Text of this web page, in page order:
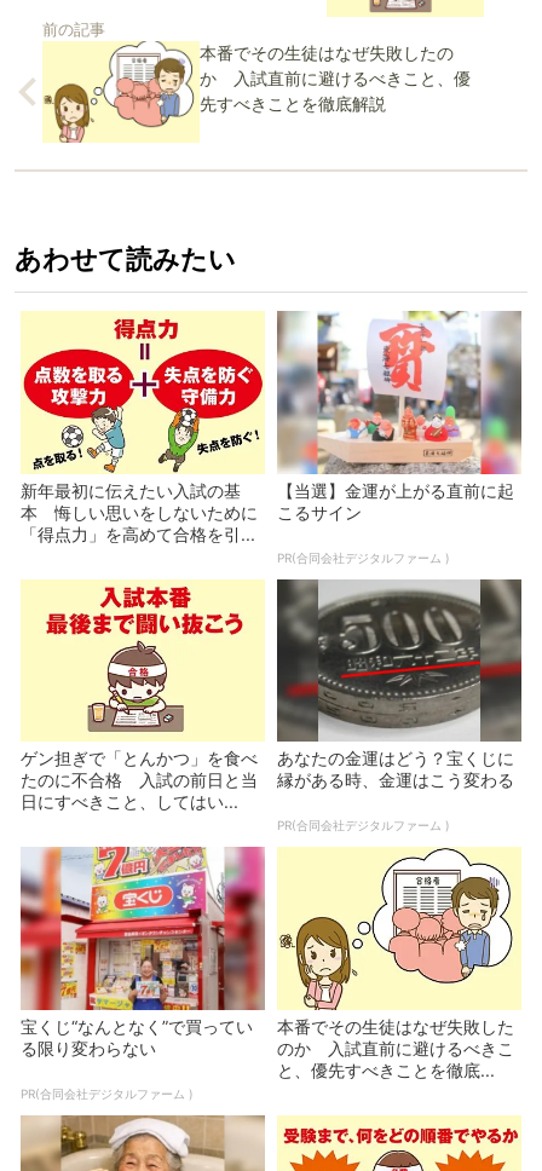
前の記事
本番でその生徒はなぜ失敗したの
か 入試直前に避けるべきこと、優
先すべきことを徹底解説
あわせて読みたい
新年最初に伝えたい入試の基
本 悔しい思いをしないために
「得点力」を高めて合格を引...
【当選】金運が上がる直前に起
こるサイン
PR(合同会社デジタルファーム )
ゲン担ぎで「とんかつ」を食べ
たのに不合格 入試の前日と当
日にすべきこと、してはい...
あなたの金運はどう？宝くじに
縁がある時、金運はこう変わる
PR(合同会社デジタルファーム )
宝くじ“なんとなく”で買ってい
る限り変わらない
PR(合同会社デジタルファーム )
本番でその生徒はなぜ失敗した
のか 入試直前に避けるべきこ
と、優先すべきことを徹底...